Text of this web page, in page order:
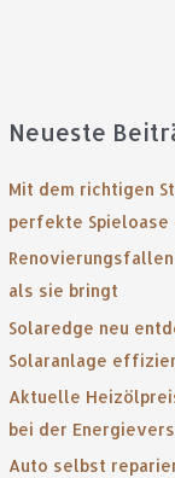
Neueste
Mit dem richtigen
perfekte
als sie bringt
Solaredge neu
Solaranlage
Aktuelle
bei der
Auto selbst